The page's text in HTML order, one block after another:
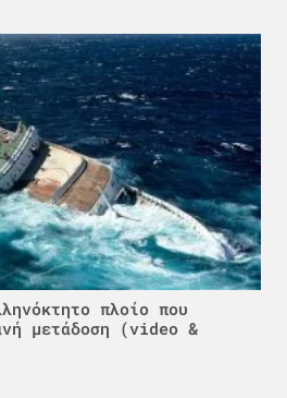
πλοίο που
μετάδοση (video &